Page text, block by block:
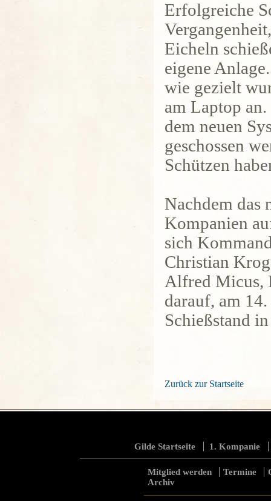
Erfolgreiche
Eicheln
eigene
wie gezielt
am Laptop
dem neuen
geschossen
Schützen
Nachdem das
Kompanien
sich
Christian
Alfred Micus,
darauf, am
Schießstand
Zurück zur Startseite
Gilde Startseite 1. Kompanie
Mitglied werden Termine
Archiv